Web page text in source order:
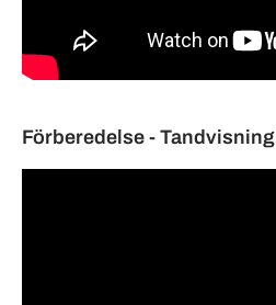
Förberedelse - Tandvisning